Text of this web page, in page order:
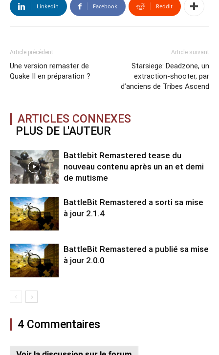
Linkedin Facebook ReddIt
Article précédent
Une version remaster de
Quake II en préparation ?
Article suivant
Starsiege: Deadzone, un
extraction-shooter, par
d’anciens de Tribes Ascend
ARTICLES CONNEXES
PLUS DE L'AUTEUR
Battlebit Remastered tease du
nouveau contenu après un an et demi
de mutisme
BattleBit Remastered a sorti sa mise
à jour 2.1.4
BattleBit Remastered a publié sa mise
à jour 2.0.0
4 Commentaires